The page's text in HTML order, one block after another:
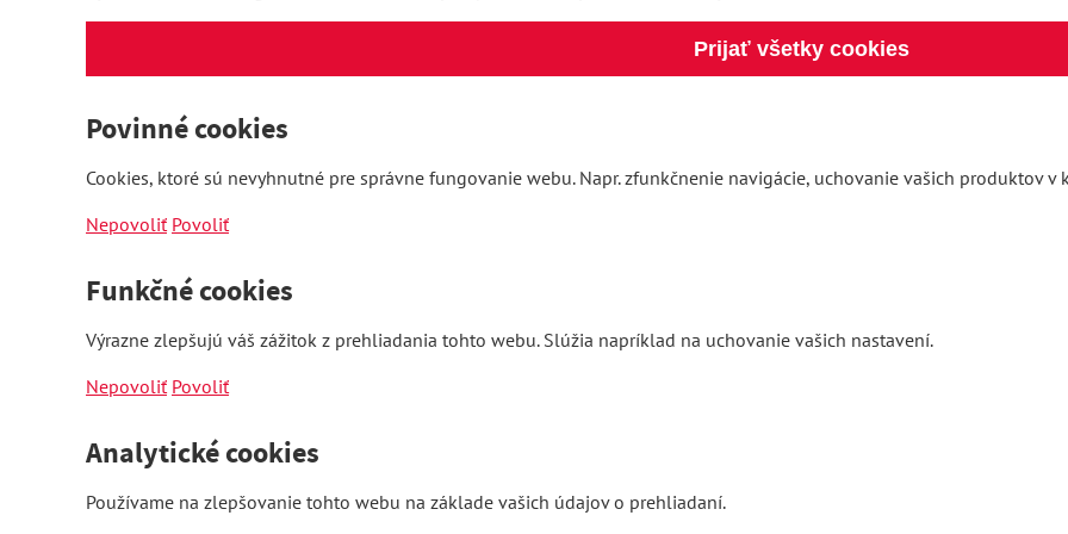
Prijať všetky cookies
Povinné cookies
Cookies, ktoré sú nevyhnutné pre správne fungovanie webu. Napr. zfunkčnenie navigácie, uchovanie vašich produktov v
Nepovoliť Povoliť
Funkčné cookies
Výrazne zlepšujú váš zážitok z prehliadania tohto webu. Slúžia napríklad na uchovanie vašich nastavení.
Nepovoliť Povoliť
Analytické cookies
Používame na zlepšovanie tohto webu na základe vašich údajov o prehliadaní.